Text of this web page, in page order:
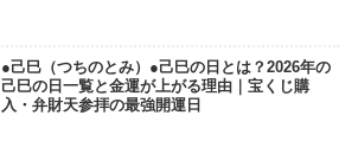
●己巳（つちのとみ）●己巳の日とは？2026年の
己巳の日一覧と金運が上がる理由｜宝くじ購
入・弁財天参拝の最強開運日